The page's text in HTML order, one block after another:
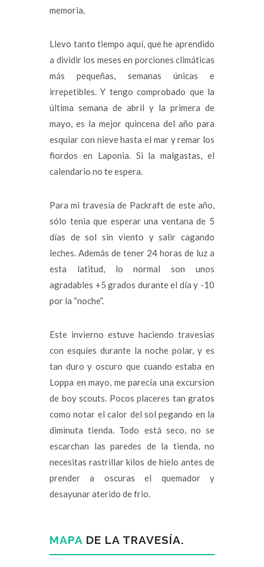
memoria.
Llevo tanto tiempo aquí, que he aprendido
a dividir los meses en porciones climáticas
más pequeñas, semanas únicas e
irrepetibles. Y tengo comprobado que la
última semana de abril y la primera de
mayo, es la mejor quincena del año para
esquiar con nieve hasta el mar y remar los
fiordos en Laponia. Si la malgastas, el
calendario no te espera.
Para mi travesía de Packraft de este año,
sólo tenia que esperar una ventana de 5
días de sol sin viento y salir cagando
leches. Además de tener 24 horas de luz a
esta latitud, lo normal son unos
agradables +5 grados durante el día y -10
por la “noche”.
Este invierno estuve haciendo travesias
con esquíes durante la noche polar, y es
tan duro y oscuro que cuando estaba en
Loppa en mayo, me parecía una excursion
de boy scouts. Pocos placeres tan gratos
como notar el calor del sol pegando en la
diminuta tienda. Todo está seco, no se
escarchan las paredes de la tienda, no
necesitas rastrillar kilos de hielo antes de
prender a oscuras el quemador y
desayunar aterido de frio.
MAPA DE LA TRAVESÍA.